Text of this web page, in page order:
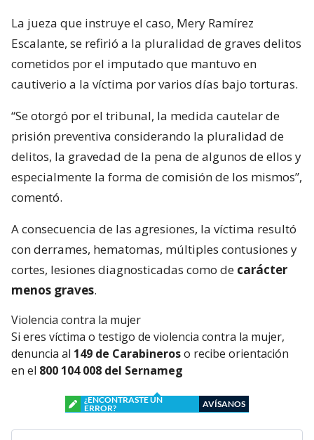
La jueza que instruye el caso, Mery Ramírez
Escalante, se refirió a la pluralidad de graves delitos
cometidos por el imputado que mantuvo en
cautiverio a la víctima por varios días bajo torturas.
“Se otorgó por el tribunal, la medida cautelar de
prisión preventiva considerando la pluralidad de
delitos, la gravedad de la pena de algunos de ellos y
especialmente la forma de comisión de los mismos”,
comentó.
A consecuencia de las agresiones, la víctima resultó
con derrames, hematomas, múltiples contusiones y
cortes, lesiones diagnosticadas como de carácter
menos graves.
Violencia contra la mujer
Si eres víctima o testigo de violencia contra la mujer,
denuncia al 149 de Carabineroso recibe orientación
en el 800 104 008 del Sernameg
¿ENCONTRASTE UN
ERROR?
AVÍSANOS